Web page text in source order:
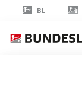
BL